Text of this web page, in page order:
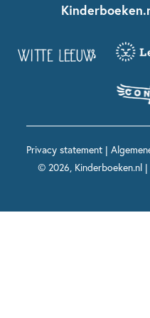
Kinderboeken diversiteit
Grappige kinderboeken
Spannende kinderboeken
Boekentips 12+ jaar
Voor volwassenen
Spekkie en Sproet
Maxi & Helium
Voor het onderwijs
Privacy statement|
© 2026, Kinderboeken.nl